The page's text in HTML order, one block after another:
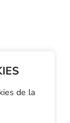
de la